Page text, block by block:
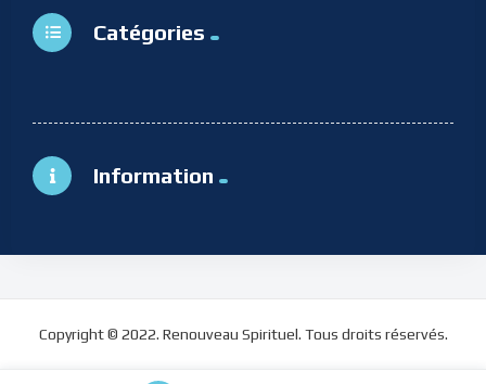
Catégories
Information
Copyright © 2022. Renouveau Spirituel. Tous droits réservés.